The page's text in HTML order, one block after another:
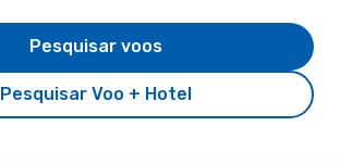
Pesquisar Voo + Hotel
Pesquisar voos